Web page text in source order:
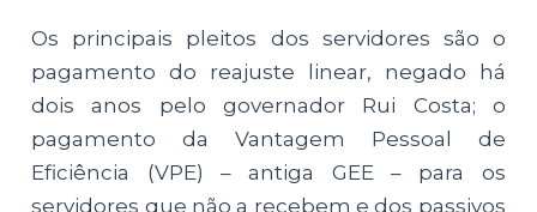
Os principais pleitos dos servidores são o
pagamento do reajuste linear, negado há
dois anos pelo governador Rui Costa; o
pagamento da Vantagem Pessoal de
Eficiência (VPE) – antiga GEE – para os
servidores que não a recebem e dos passivos